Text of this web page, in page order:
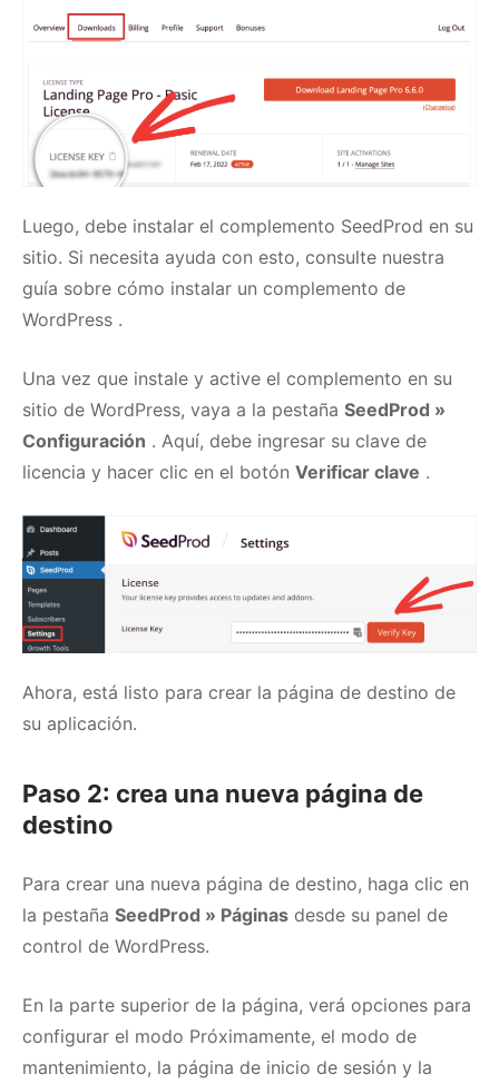
Luego, debe instalar el complemento SeedProd en su
sitio. Si necesita ayuda con esto, consulte nuestra
guía sobre cómo instalar un complemento de
WordPress .
Una vez que instale y active el complemento en su
sitio de WordPress, vaya a la pestaña SeedProd »
Configuración . Aquí, debe ingresar su clave de
licencia y hacer clic en el botón Verificar clave .
Ahora, está listo para crear la página de destino de
su aplicación.
Paso 2: crea una nueva página de
destino
Para crear una nueva página de destino, haga clic en
la pestaña SeedProd » Páginas desde su panel de
control de WordPress.
En la parte superior de la página, verá opciones para
configurar el modo Próximamente, el modo de
mantenimiento, la página de inicio de sesión y la